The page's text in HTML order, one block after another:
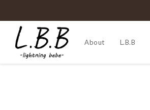
About L.B.B